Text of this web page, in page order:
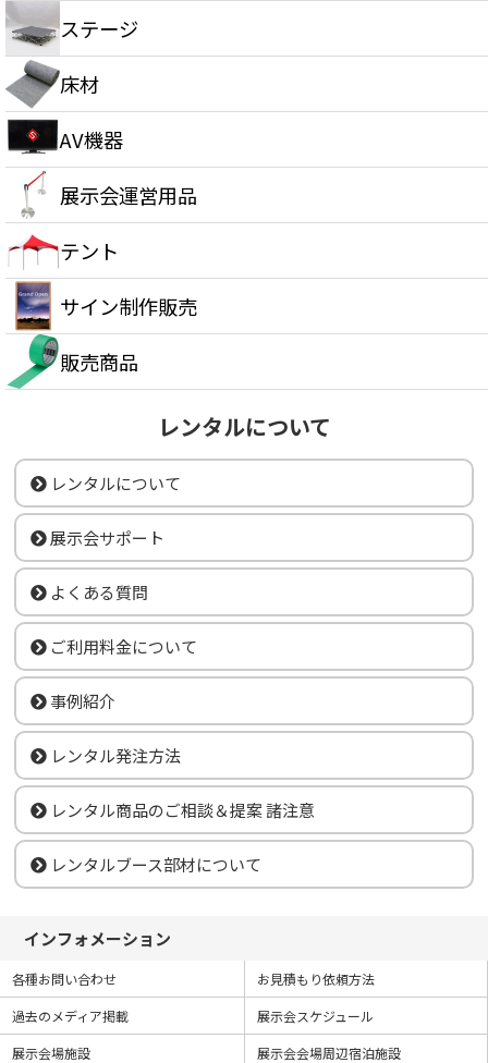
ステージ
床材
AV機器
展示会運営用品
テント
サイン制作販売
販売商品
レンタルについて
レンタルについて
展示会サポート
よくある質問
ご利用料金について
事例紹介
レンタル発注方法
レンタル商品のご相談＆提案 諸注意
レンタルブース部材について
インフォメーション
各種お問い合わせ
お見積もり依頼方法
過去のメディア掲載
展示会スケジュール
展示会場施設
展示会会場周辺宿泊施設